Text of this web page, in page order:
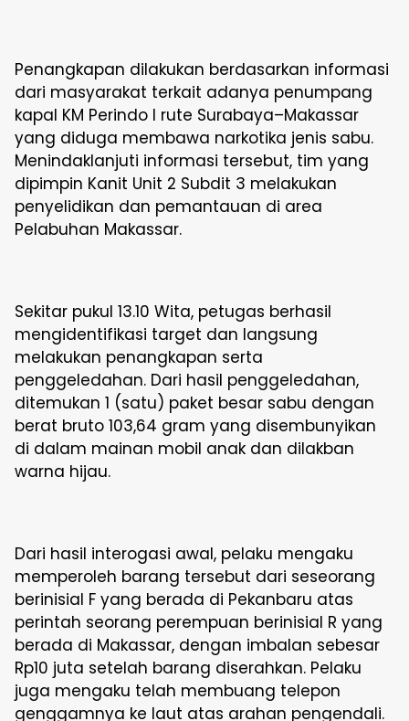
Penangkapan dilakukan berdasarkan informasi
dari masyarakat terkait adanya penumpang
kapal KM Perindo I rute Surabaya–Makassar
yang diduga membawa narkotika jenis sabu.
Menindaklanjuti informasi tersebut, tim yang
dipimpin Kanit Unit 2 Subdit 3 melakukan
penyelidikan dan pemantauan di area
Pelabuhan Makassar.
Sekitar pukul 13.10 Wita, petugas berhasil
mengidentifikasi target dan langsung
melakukan penangkapan serta
penggeledahan. Dari hasil penggeledahan,
ditemukan 1 (satu) paket besar sabu dengan
berat bruto 103,64 gram yang disembunyikan
di dalam mainan mobil anak dan dilakban
warna hijau.
Dari hasil interogasi awal, pelaku mengaku
memperoleh barang tersebut dari seseorang
berinisial F yang berada di Pekanbaru atas
perintah seorang perempuan berinisial R yang
berada di Makassar, dengan imbalan sebesar
Rp10 juta setelah barang diserahkan. Pelaku
juga mengaku telah membuang telepon
genggamnya ke laut atas arahan pengendali.